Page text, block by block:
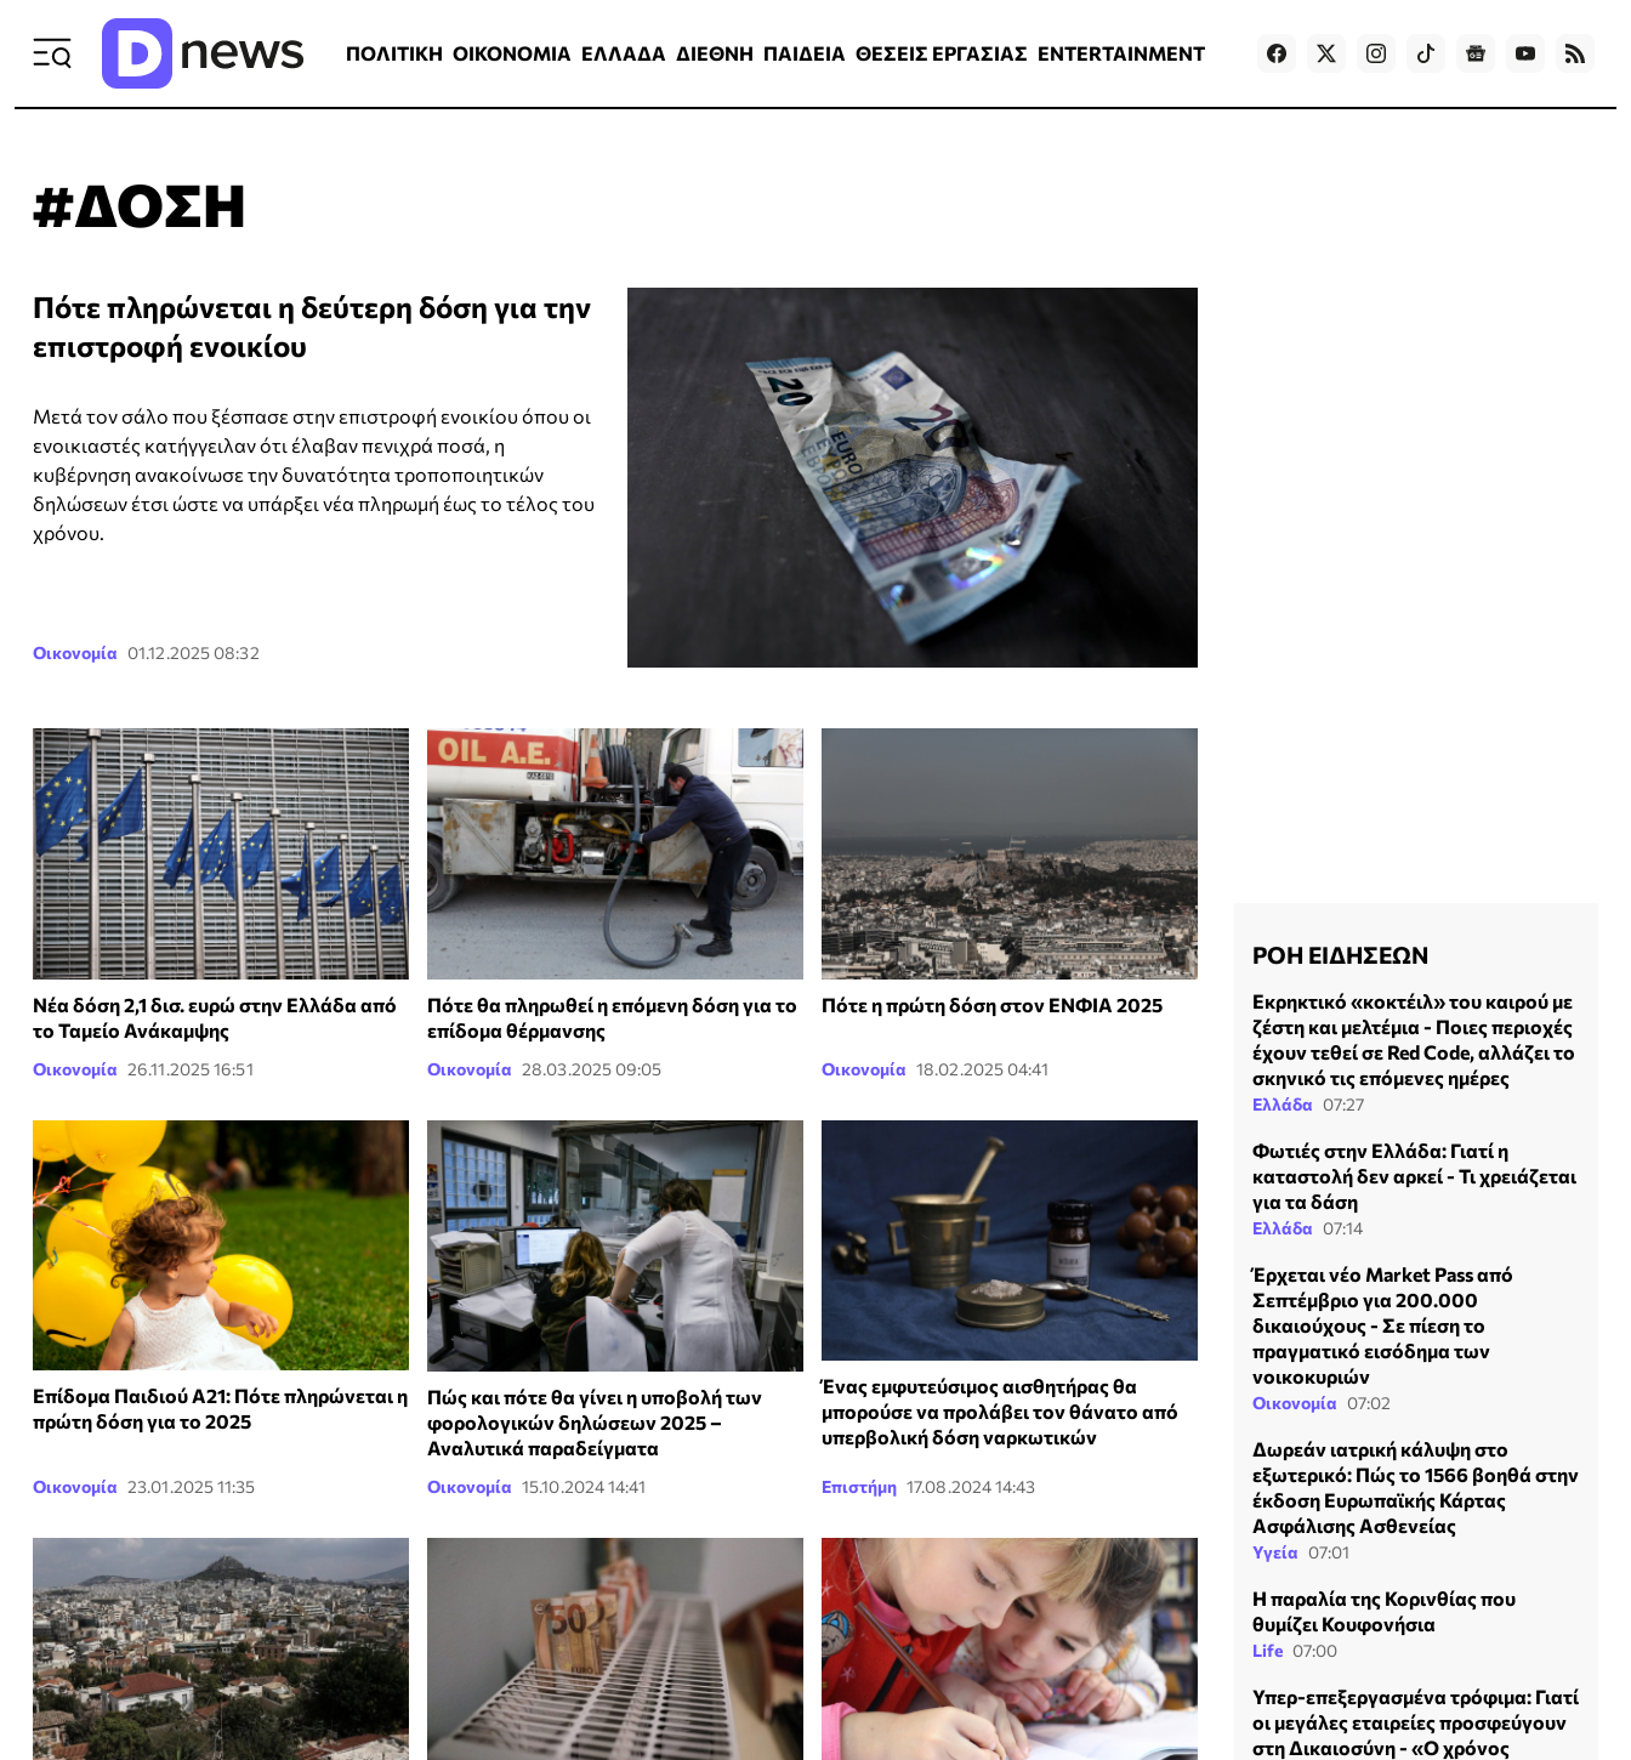
ΠΟΛΙΤΙΚΗ ΟΙΚΟΝΟΜΙΑ ΕΛΛΑΔΑ ΔΙΕΘΝΗ ΠΑΙΔΕΙΑ ΘΕΣΕΙΣ ΕΡΓΑΣΙΑΣ ENTERTAINMENT Games
#ΔΟΣΗ
Πότε πληρώνεται η δεύτερη δόση για την
επιστροφή ενοικίου
Μετά τον σάλο που ξέσπασε στην επιστροφή ενοικίου όπου οι
ενοικιαστές κατήγγειλαν ότι έλαβαν πενιχρά ποσά, η
κυβέρνηση ανακοίνωσε την δυνατότητα τροποποιητικών
δηλώσεων έτσι ώστε να υπάρξει νέα πληρωμή έως το τέλος του
χρόνου.
Οικονομία 01.12.2025 08:32
Νέα δόση 2,1 δισ. ευρώ στην Ελλάδα από
το Ταμείο Ανάκαμψης
Οικονομία 26.11.2025 16:51
Πότε θα πληρωθεί η επόμενη δόση για το
επίδομα θέρμανσης
Οικονομία 28.03.2025 09:05
Πότε η πρώτη δόση στον ΕΝΦΙΑ 2025
Οικονομία 18.02.2025 04:41
Επίδομα Παιδιού Α21: Πότε πληρώνεται η
πρώτη δόση για το 2025
Οικονομία 23.01.2025 11:35
Πώς και πότε θα γίνει η υποβολή των
φορολογικών δηλώσεων 2025 –
Αναλυτικά παραδείγματα
Οικονομία 15.10.2024 14:41
Ένας εμφυτεύσιμος αισθητήρας θα
μπορούσε να προλάβει τον θάνατο από
υπερβολική δόση ναρκωτικών
Επιστήμη 17.08.2024 14:43
ΡΟΗ ΕΙΔΗΣΕΩΝ
Εκρηκτικό «κοκτέιλ» του καιρού με
ζέστη και μελτέμια - Ποιες περιοχές
έχουν τεθεί σε Red Code, αλλάζει το
σκηνικό τις επόμενες ημέρες
Ελλάδα 07:27
Φωτιές στην Ελλάδα: Γιατί η
καταστολή δεν αρκεί - Τι χρειάζεται
για τα δάση
Ελλάδα 07:14
Έρχεται νέο Market Pass από
Σεπτέμβριο για 200.000
δικαιούχους - Σε πίεση το
πραγματικό εισόδημα των
νοικοκυριών
Οικονομία 07:02
Δωρεάν ιατρική κάλυψη στο
εξωτερικό: Πώς το 1566 βοηθά στην
έκδοση Ευρωπαϊκής Κάρτας
Ασφάλισης Ασθενείας
Υγεία 07:01
Η παραλία της Κορινθίας που
θυμίζει Κουφονήσια
Life 07:00
Υπερ-επεξεργασμένα τρόφιμα: Γιατί
οι μεγάλες εταιρείες προσφεύγουν
στη Δικαιοσύνη - «Ο χρόνος